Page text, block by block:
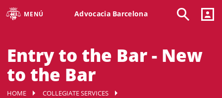
MENÚ Advocacia Barcelona
Entry to the Bar - New
to the Bar
HOME
COLLEGIATE SERVICES